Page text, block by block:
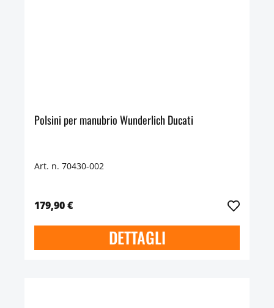
Polsini per manubrio Wunderlich Ducati
Art. n. 70430-002
179,90 €
DETTAGLI